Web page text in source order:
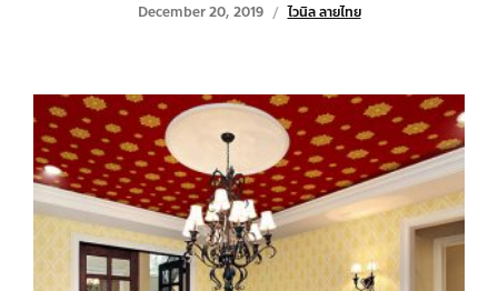
December 20, 2019 ไวนิล ลายไทย